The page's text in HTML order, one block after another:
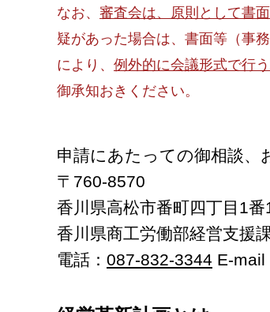
なお、 審査会は、原則として書
疑があった場合は、書面等（事
により、 例外的に会議形式で行
御承知おきください。
申請にあたっての御相談、
〒760-8570
香川県高松市番町四丁目1番
香川県商工労働部経営支援
電話： 087-832-3344 E-mail